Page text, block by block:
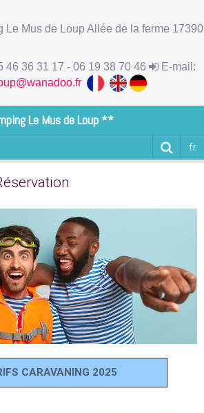
Le Mus de Loup Allée de la ferme 17390
46 36 31 17 - 06 19 38 70 46
E-mail:
Le Mus de Loup **
fr
CARAVANING 2025